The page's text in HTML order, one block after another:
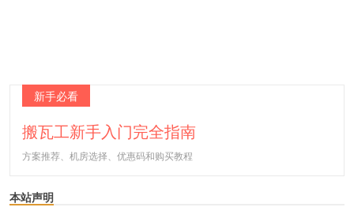
新手必看
搬瓦工新手入门完全指南
方案推荐、机房选择、优惠码和购买教程
本站声明